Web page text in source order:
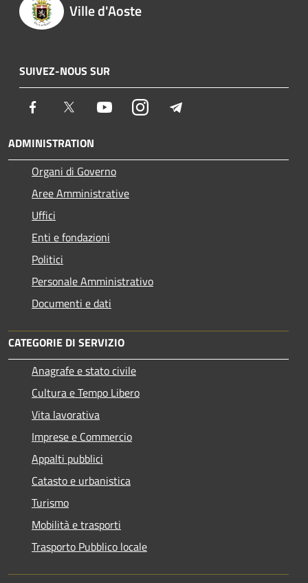
Ville d'Aoste
SUIVEZ-NOUS SUR
Facebook Twitter YoutubeInstagram
ADMINISTRATION
Organi di Governo
Aree Amministrative
Uffici
Enti e fondazioni
Politici
Personale Amministrativo
Documenti e dati
CATEGORIE DI SERVIZIO
Anagrafe e stato civile
Cultura e Tempo Libero
Vita lavorativa
Imprese e Commercio
Appalti pubblici
Catasto e urbanistica
Turismo
Mobilità e trasporti
Trasporto Pubblico locale